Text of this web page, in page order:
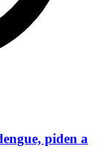
piden a